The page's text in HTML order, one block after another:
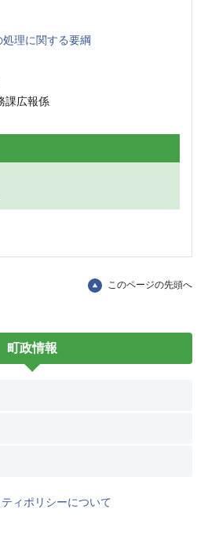
理に関する要綱
課広報係
このページの先頭へ
町政情報
ィポリシーについて